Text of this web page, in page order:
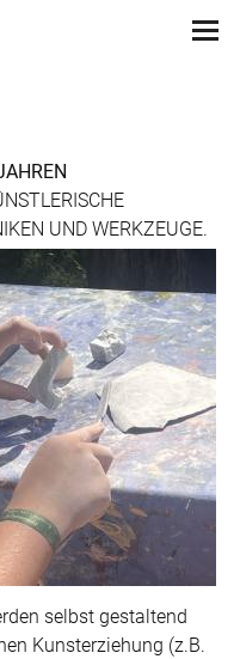
UND WERKZEUGE.
selbst gestaltend
Kunsterziehung (z.B.